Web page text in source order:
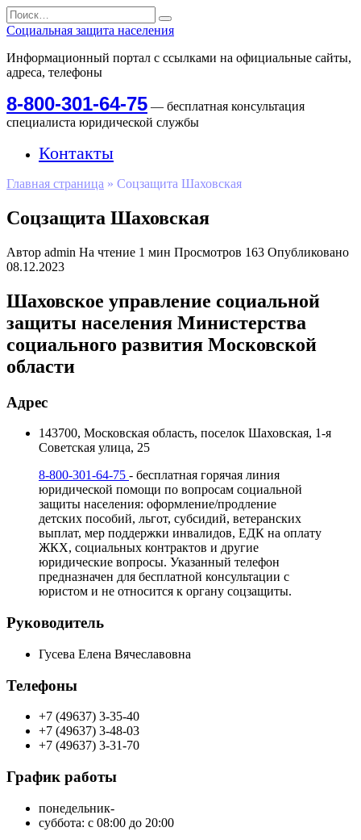
Перейти
к
содержанию
Search
for:
Социальная защита населения
Информационный портал с ссылками на официальные сайты,
адреса, телефоны
8-800-301-64-75 — бесплатная консультация
специалиста юридической службы
Контакты
Главная страница » Соцзащита Шаховская
Соцзащита Шаховская
Автор admin На чтение 1 мин Просмотров 163 Опубликовано
08.12.2023
Шаховское управление социальной
защиты населения Министерства
социального развития Московской
области
Адрес
143700, Московская область, поселок Шаховская, 1-я
Советская улица, 25
8-800-301-64-75 - бесплатная горячая линия
юридической помощи по вопросам социальной
защиты населения: оформление/продление
детских пособий, льгот, субсидий, ветеранских
выплат, мер поддержки инвалидов, ЕДК на оплату
ЖКХ, социальных контрактов и другие
юридические вопросы. Указанный телефон
предназначен для бесплатной консультации с
юристом и не относится к органу соцзащиты.
Руководитель
Гусева Елена Вячеславовна
Телефоны
+7 (49637) 3-35-40
+7 (49637) 3-48-03
+7 (49637) 3-31-70
График работы
понедельник-
суббота: с 08:00 до 20:00